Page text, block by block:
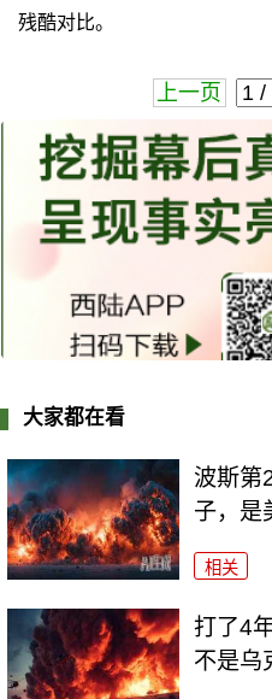
残酷对比。
上一页
大家都在看
波斯第
子，是
相关
打了4
不是乌